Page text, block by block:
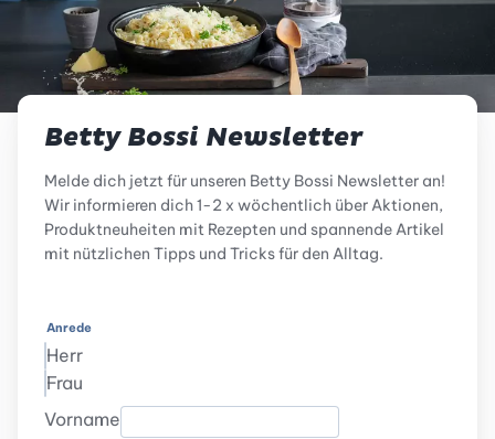
Betty Bossi Newsletter
Melde dich jetzt für unseren Betty Bossi Newsletter an!
Wir informieren dich 1-2 x wöchentlich über Aktionen,
Produktneuheiten mit Rezepten und spannende Artikel
mit nützlichen Tipps und Tricks für den Alltag.
Anrede
Herr
Frau
Vorname